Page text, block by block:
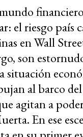
el riesgo país
en Wall
son
situación
al barco
agitan a
En ese